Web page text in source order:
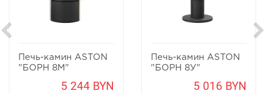
Печь-камин ASTON
"БОРН 8М"
5 244 BYN
Печь-камин ASTON
"БОРН 8У"
5 016 BYN